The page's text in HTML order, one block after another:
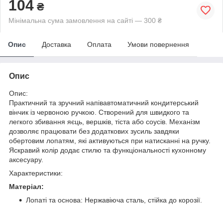
104 ₴
Мінімальна сума замовлення на сайті — 300 ₴
Опис Доставка Оплата Умови повернення
Опис
Опис:
Практичний та зручний напівавтоматичний кондитерський
вінчик із червоною ручкою. Створений для швидкого та
легкого збивання яєць, вершків, тіста або соусів. Механізм
дозволяє працювати без додаткових зусиль завдяки
обертовим лопатям, які активуються при натисканні на ручку.
Яскравий колір додає стилю та функціональності кухонному
аксесуару.
Характеристики:
Матеріал:
Лопаті та основа: Нержавіюча сталь, стійка до корозії.